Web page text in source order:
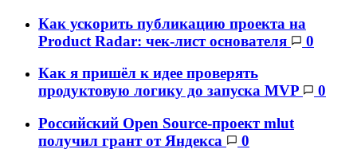
Как ускорить публикацию проекта на
Product Radar: чек-лист основателя
0
Как я пришёл к идее проверять
продуктовую логику до запуска MVP
0
Российский Open Source-проект mlut
получил грант от Яндекса
0